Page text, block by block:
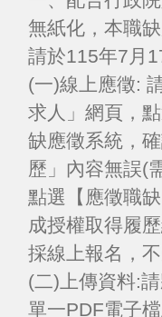
無紙化，本職
請於115年7月
(一)線上應徵:
求人」網頁，
缺應徵系統，
歷」內容無誤(
點選【應徵職
成授權取得履
採線上報名，
(二)上傳資料:
單一PDF電子